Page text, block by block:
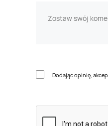
Dodając opinię,